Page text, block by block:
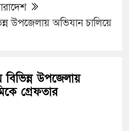
উপজেলায় অভিযান চালিয়ে
উপজেলায়
গ্রেফতার